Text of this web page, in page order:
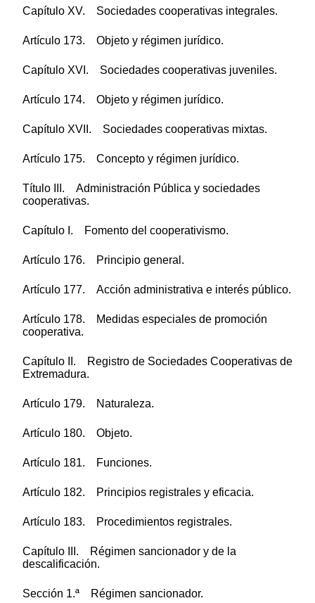
Capítulo XV. Sociedades cooperativas integrales.
Artículo 173. Objeto y régimen jurídico.
Capítulo XVI. Sociedades cooperativas juveniles.
Artículo 174. Objeto y régimen jurídico.
Capítulo XVII. Sociedades cooperativas mixtas.
Artículo 175. Concepto y régimen jurídico.
Título III. Administración Pública y sociedades
cooperativas.
Capítulo I. Fomento del cooperativismo.
Artículo 176. Principio general.
Artículo 177. Acción administrativa e interés público.
Artículo 178. Medidas especiales de promoción
cooperativa.
Capítulo II. Registro de Sociedades Cooperativas de
Extremadura.
Artículo 179. Naturaleza.
Artículo 180. Objeto.
Artículo 181. Funciones.
Artículo 182. Principios registrales y eficacia.
Artículo 183. Procedimientos registrales.
Capítulo III. Régimen sancionador y de la
descalificación.
Sección 1.ª Régimen sancionador.